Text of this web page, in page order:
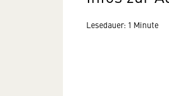
Lesedauer: 1 Minute